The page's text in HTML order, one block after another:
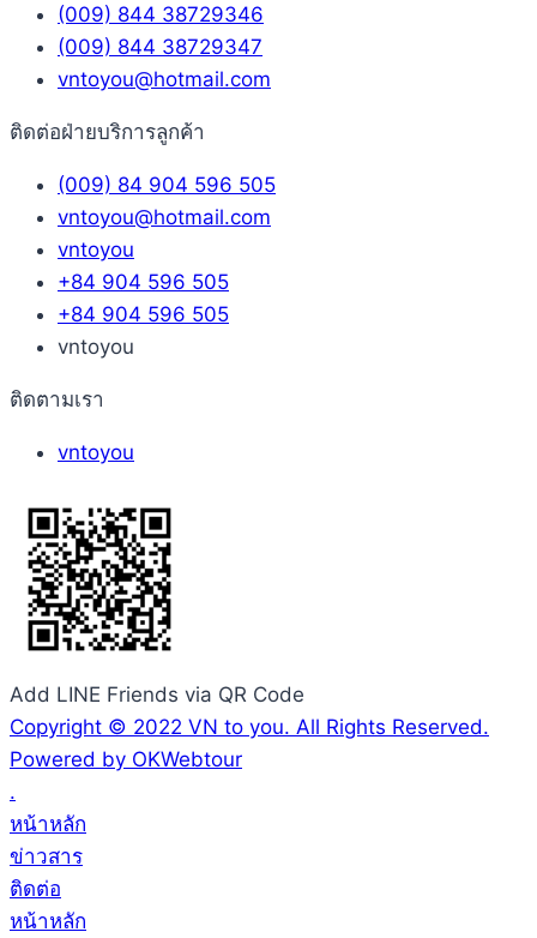
(009) 844 38729346
(009) 844 38729347
vntoyou@hotmail.com
ติดต่อฝ่ายบริการลูกค้า
(009) 84 904 596 505
vntoyou@hotmail.com
vntoyou
+84 904 596 505
+84 904 596 505
vntoyou
ติดตามเรา
vntoyou
Add LINE Friends via QR Code
Copyright © 2022 VN to you. All Rights Reserved.
Powered by OKWebtour
.
หน้าหลัก
ข่าวสาร
ติดต่อ
หน้าหลัก